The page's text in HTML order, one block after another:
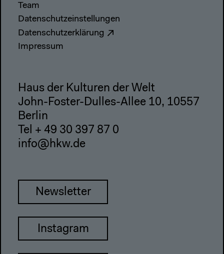
Team
Datenschutzeinstellungen
Datenschutzerklärung
Impressum
Haus der Kulturen der Welt
John-Foster-Dulles-Allee 10, 10557
Berlin
Tel + 49 30 397 87 0
info@hkw.de
Newsletter
Instagram